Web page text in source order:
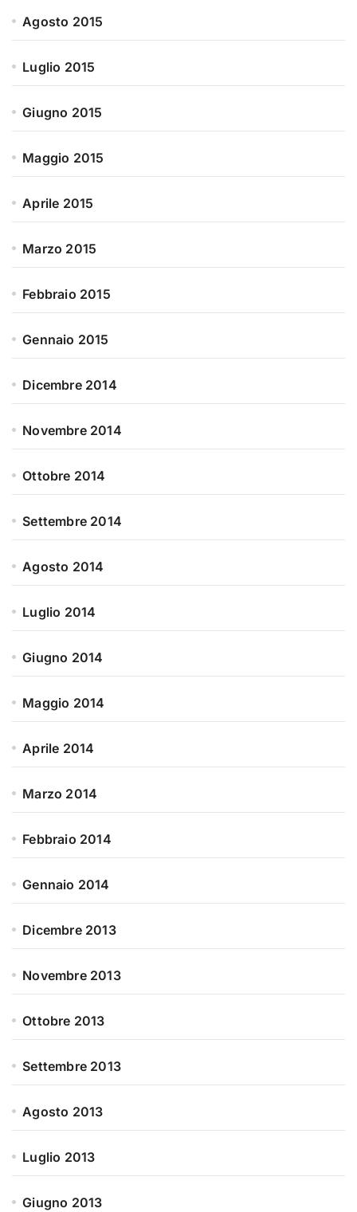
Agosto 2015
Luglio 2015
Giugno 2015
Maggio 2015
Aprile 2015
Marzo 2015
Febbraio 2015
Gennaio 2015
Dicembre 2014
Novembre 2014
Ottobre 2014
Settembre 2014
Agosto 2014
Luglio 2014
Giugno 2014
Maggio 2014
Aprile 2014
Marzo 2014
Febbraio 2014
Gennaio 2014
Dicembre 2013
Novembre 2013
Ottobre 2013
Settembre 2013
Agosto 2013
Luglio 2013
Giugno 2013